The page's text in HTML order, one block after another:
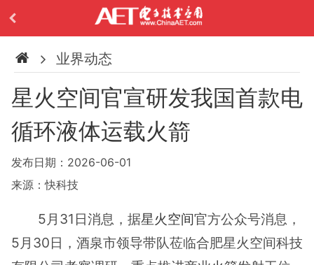
业界动态
星火空间官宣研发我国首款电
循环液体运载火箭
发布日期：2026-06-01
来源：快科技
5月31日消息，据星火空间官方公众号消息，
5月30日，酒泉市领导带队莅临合肥星火空间科技